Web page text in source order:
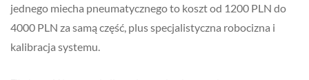
jednego miecha pneumatycznego to koszt od 1200 PLN do
4000 PLN za samą część, plus specjalistyczna robocizna i
kalibracja systemu.